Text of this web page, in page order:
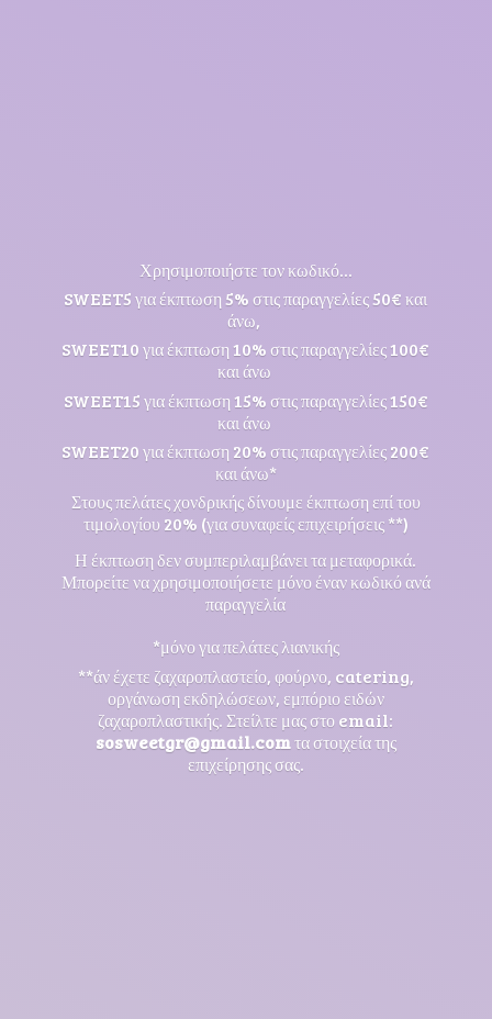
Χρησιμοποιήστε τον κωδικό...
SWEET5 για έκπτωση 5% στις παραγγελίες 50€ και
άνω,
SWEET10 για έκπτωση 10% στις παραγγελίες 100€
και άνω
SWEET15 για έκπτωση 15% στις παραγγελίες 150€
και άνω
SWEET20 για έκπτωση 20% στις παραγγελίες 200€
και άνω*
Στους πελάτες χονδρικής δίνουμε έκπτωση επί του
τιμολογίου 20% (για συναφείς επιχειρήσεις **)
Η έκπτωση δεν συμπεριλαμβάνει τα μεταφορικά.
Μπορείτε να χρησιμοποιήσετε μόνο έναν κωδικό ανά
παραγγελία
*μόνο για πελάτες λιανικής
**άν έχετε ζαχαροπλαστείο, φούρνο, catering,
οργάνωση εκδηλώσεων, εμπόριο ειδών
ζαχαροπλαστικής. Στείλτε μας στο email:
sosweetgr@gmail.comτα στοιχεία της
επιχείρησης σας.